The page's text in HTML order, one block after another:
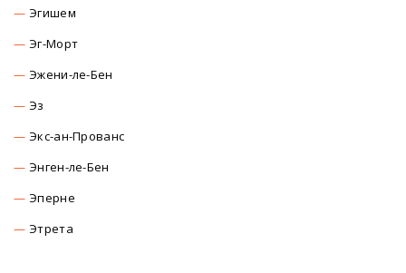
Эгишем
Эг-Морт
Эжени-ле-Бен
Эз
Экс-ан-Прованс
Энген-ле-Бен
Эперне
Этрета